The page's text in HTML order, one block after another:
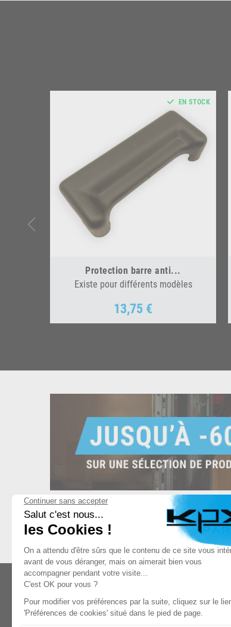
Protection barre anti...
Existe pour différents modèles
Prix
13,75 €
EN STOCK
ESPACE DE STOCKAGE
8.500 produits en stock